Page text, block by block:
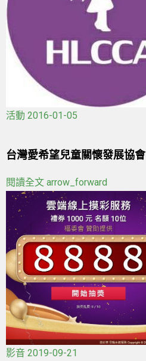
活動 2016-01-05
台灣愛希望兒童關懷發展協會
閱讀全文 arrow_forward
影音 2019-09-21